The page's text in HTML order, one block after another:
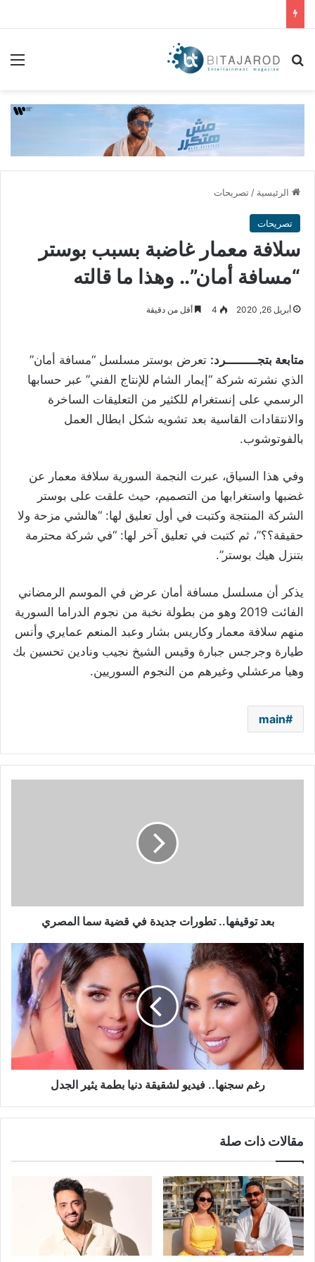
بحث عن
الرئيسية / تصريحات
تصريحات
سلافة معمار غاضبة بسبب بوستر
“مسافة أمان”.. وهذا ما قالته
أبريل 26, 2020 4 أقل من دقيقة
متابعة بتجـــــــــرد: تعرض بوستر مسلسل “مسافة أمان”
الذي نشرته شركة “إيمار الشام للإنتاج الفني” عبر حسابها
الرسمي على إنستغرام للكثير من التعليقات الساخرة
والانتقادات القاسية بعد تشويه شكل ابطال العمل
بالفوتوشوب.
وفي هذا السياق، عبرت النجمة السورية سلافة معمار عن
غضبها واستغرابها من التصميم، حيث علقت على بوستر
الشركة المنتجة وكتبت في أول تعليق لها: “هالشي مزحة ولا
حقيقة؟؟”، ثم كتبت في تعليق آخر لها: “في شركة محترمة
بتنزل هيك بوستر”.
يذكر أن مسلسل مسافة أمان عرض في الموسم الرمضاني
الفائت 2019 وهو من بطولة نخبة من نجوم الدراما السورية
منهم سلافة معمار وكاريس بشار وعبد المنعم عمايري وأنس
طيارة وجرجس جبارة وقيس الشيخ نجيب ونادين تحسين بك
وهيا مرعشلي وغيرهم من النجوم السوريين.
main
بعد توقيفها.. تطورات جديدة في قضية سما المصري
سجنها..
فيديو
لشقيقة
رغم سجنها.. فيديو لشقيقة دنيا بطمة يثير الجدل
مقالات ذات صلة